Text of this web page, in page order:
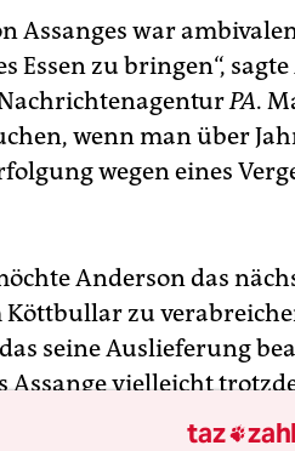
Assanges war
Essen zu bringen“,
PA.
wenn man über
wegen eines
Anderson das
zu
seine Auslieferung
Assange vielleicht
mit veganen taz 